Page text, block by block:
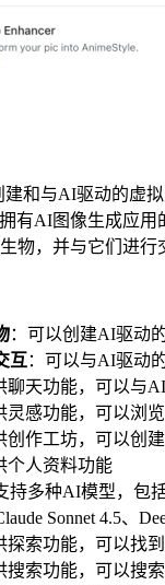
和与AI驱动的虚拟
有AI图像生成应用
物，并与它们进行
：可以创建AI驱动
互 ：可以与AI驱动
聊天功能，可以与
灵感功能，可以浏
创作工坊，可以创
个人资料功能
持多种AI模型，包括
Sonnet 4.5、
探索功能，可以找
搜索功能，可以搜